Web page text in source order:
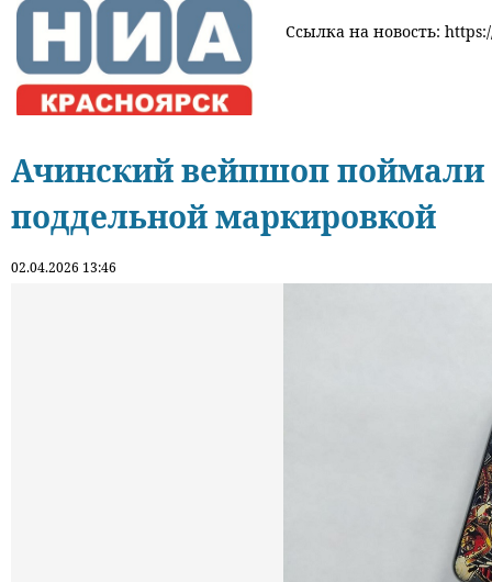
Ссылка на новость:
Ачинский вейпшоп поймали
поддельной маркировкой
02.04.2026 13:46